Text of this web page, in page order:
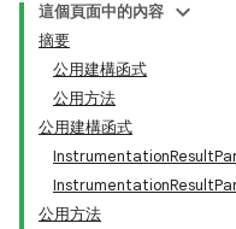
這個頁面中的內容
摘要
公用建構函式
公用方法
公用建構函式
公用方法